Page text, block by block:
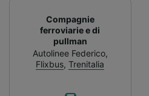
Compagnie
ferroviarie e di
pullman
Autolinee Federico,
Flixbus,Trenitalia